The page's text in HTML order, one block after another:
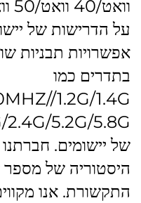
על הדרישות של
אפשרויות תבניות
בתדרים כמו
1.2G/1.4G
של יישומים.
היסטוריה של
התקשורת. אנו